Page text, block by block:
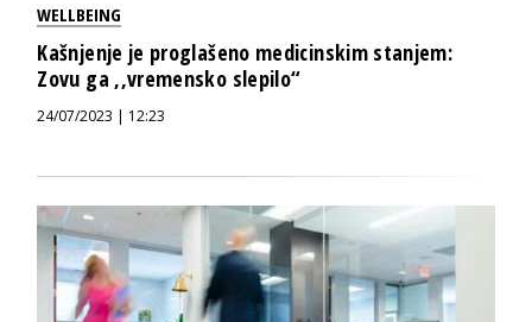
WELLBEING
Kašnjenje je proglašeno medicinskim stanjem:
Zovu ga ,,vremensko slepilo“
24/07/2023 | 12:23